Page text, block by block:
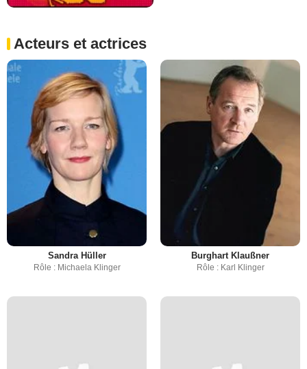
Acteurs et actrices
Sandra Hüller
Rôle : Michaela Klinger
Burghart Klaußner
Rôle : Karl Klinger